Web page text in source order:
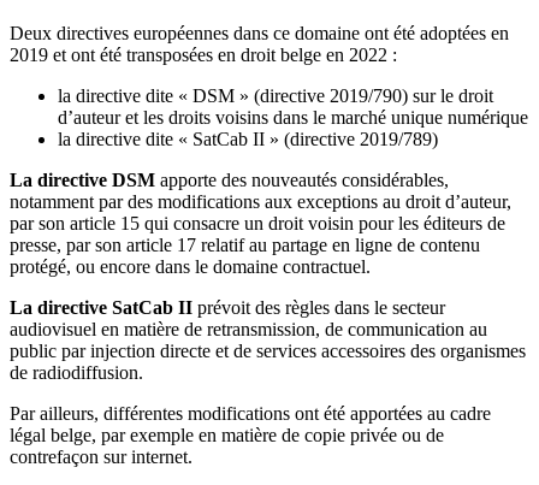
Deux directives européennes dans ce domaine ont été adoptées en
2019 et ont été transposées en droit belge en 2022 :
la directive dite « DSM » (directive 2019/790) sur le droit
d’auteur et les droits voisins dans le marché unique numérique
la directive dite « SatCab II » (directive 2019/789)
La directive DSM apporte des nouveautés considérables,
notamment par des modifications aux exceptions au droit d’auteur,
par son article 15 qui consacre un droit voisin pour les éditeurs de
presse, par son article 17 relatif au partage en ligne de contenu
protégé, ou encore dans le domaine contractuel.
La directive SatCab II prévoit des règles dans le secteur
audiovisuel en matière de retransmission, de communication au
public par injection directe et de services accessoires des organismes
de radiodiffusion.
Par ailleurs, différentes modifications ont été apportées au cadre
légal belge, par exemple en matière de copie privée ou de
contrefaçon sur internet.